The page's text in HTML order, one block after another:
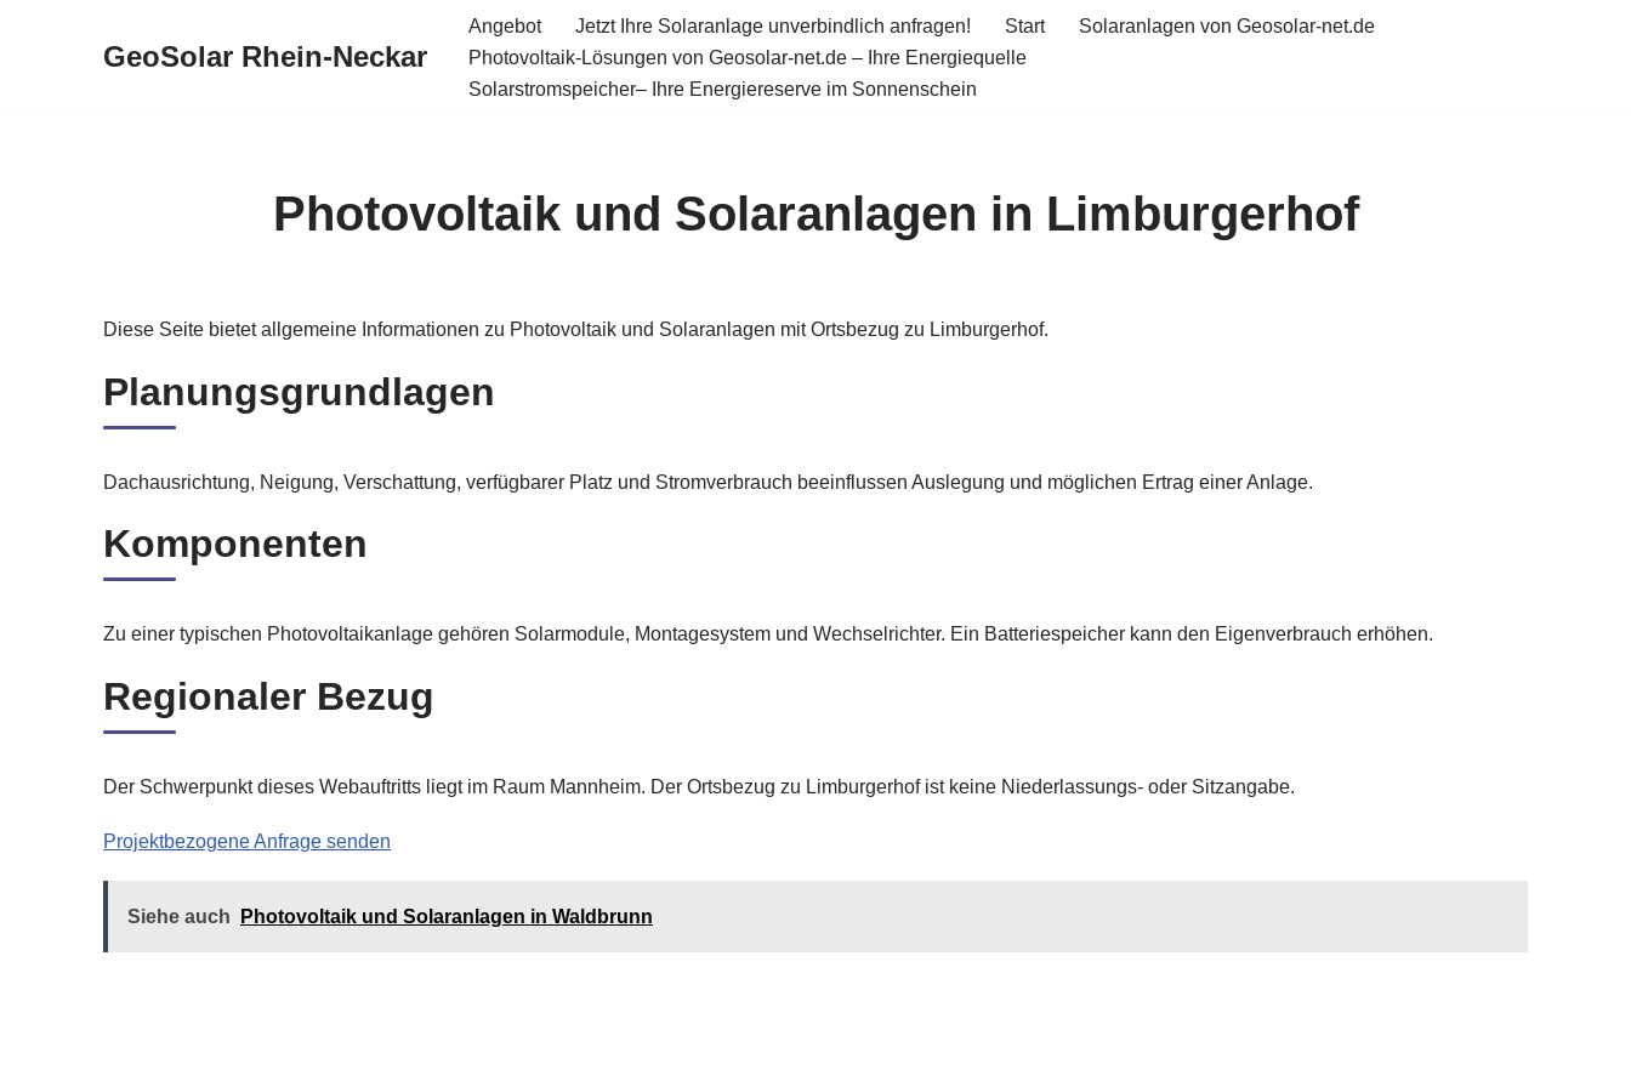
GeoSolar Rhein-Neckar
Angebot Jetzt Ihre Solaranlage unverbindlich anfragen! Start
Solaranlagen von Geosolar-net.de
Photovoltaik-Lösungen von Geosolar-net.de – Ihre Energiequelle
Solarstromspeicher– Ihre Energiereserve im Sonnenschein
Photovoltaik und Solaranlagen in Limburgerhof
Diese Seite bietet allgemeine Informationen zu Photovoltaik und Solaranlagen mit Ortsbezug zu Limburgerhof.
Planungsgrundlagen
Dachausrichtung, Neigung, Verschattung, verfügbarer Platz und Stromverbrauch beeinflussen Auslegung und möglichen Ertrag einer Anlage.
Komponenten
Zu einer typischen Photovoltaikanlage gehören Solarmodule, Montagesystem und Wechselrichter. Ein Batteriespeicher kann den Eigenverbrauch erhöhen.
Regionaler Bezug
Der Schwerpunkt dieses Webauftritts liegt im Raum Mannheim. Der Ortsbezug zu Limburgerhof ist keine Niederlassungs- oder Sitzangabe.
Projektbezogene Anfrage senden
Siehe auch Photovoltaik und Solaranlagen in Waldbrunn